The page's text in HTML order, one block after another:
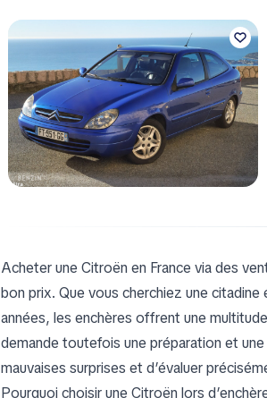
Acheter une Citroën en France via des
bon prix. Que vous cherchiez une
années, les enchères offrent une
demande toutefois une préparation et
mauvaises surprises et d’évaluer
Pourquoi choisir une Citroën lors